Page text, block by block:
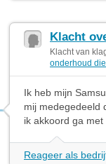
Klacht
Klacht van
onderhoud
Ik heb mijn
mij medegedeeld
ik akkoord ga
Reageer als